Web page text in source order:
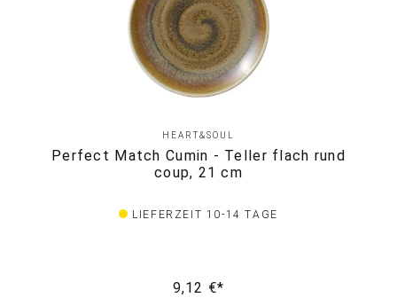
HEART&SOUL
Perfect Match Cumin - Teller flach rund
coup, 21 cm
LIEFERZEIT 10-14 TAGE
9,12 €*